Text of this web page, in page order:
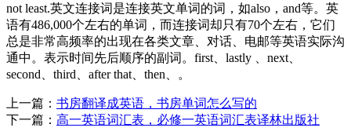
not least.英文连接词是连接英文单词的词，如also，and等。英
语有486,000个左右的单词，而连接词却只有70个左右，它们
总是非常高频率的出现在各类文章、对话、电邮等英语实际沟
通中。表示时间先后顺序的副词。first、lastly 、next、
second、third、after that、then、。
上一篇： 书房翻译成英语，书房单词怎么写的
下一篇： 高一英语词汇表，必修一英语词汇表译林出版社